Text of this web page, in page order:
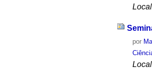
por